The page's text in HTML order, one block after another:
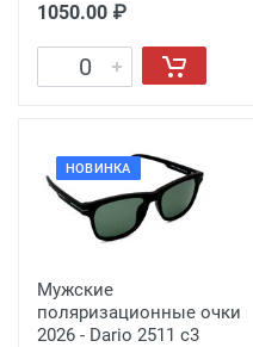
1050.00 ₽
НОВИНКА
Мужские
поляризационные очки
2026 - Dario 2511 с3